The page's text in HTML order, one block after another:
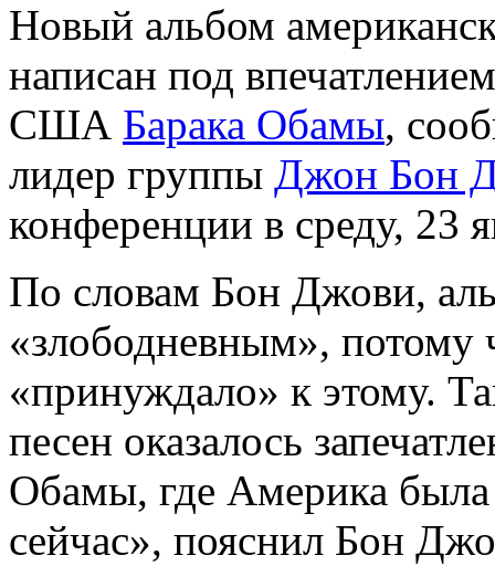
Новый альбом
написан под
США Барака Обамы,
лидер группы Джон Бон
конференции в среду, 23
По словам Бон Джови,
«злободневным», потому
«принуждало» к этому.
песен оказалось
Обамы, где Америка была
сейчас», пояснил Бон